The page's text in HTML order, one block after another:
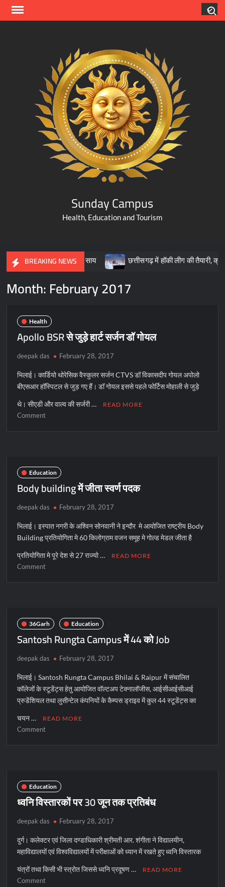
Skip
Sunday Campus
Health, Education and Tourism
BREAKING NEWS
आधारशिला : साय छत्तीसगढ़ में हॉकी लीग की तैयारी, क्रीड़ा प्रोत्साहन
Month:February 2017
Health
Apollo BSR से जुड़े हार्ट सर्जन डॉ गोयल
deepak das February 28, 2017
भिलाई। कार्डियो थोरेसिक वैस्कुलर सर्जन CTVS डॉ विकासदीप गोयल अपोलो
बीएसआर हॉस्पिटल से जुड़ गए हैं। डॉ गोयल इससे पहले फोर्टिस मोहाली से जुड़े
थे। सीएडी और वाल्व की सर्जरी … READ MORE
Commenton
हार्ट
डॉ
Education
Body building में जीता स्वर्ण पदक
deepak das February 28, 2017
भिलाई। इस्पात नगरी के अश्विन सोनवानी ने इन्दौर मे आयोजित राष्ट्रीय Body
Building प्रतियोगिता मे 60 किलोग्राम वजन समूह मे गोल्ड मेडल जीता है
प्रतियोगिता मे पूरे देश से 27 राज्यो … READ MORE
Commenton
स्वर्ण
36Garh Education
Santosh Rungta Campus में 44 को Job
deepak das February 28, 2017
भिलाई। Santosh Rungta Campus Bhilai & Raipur में संचालित
कॉलेजों के स्टूडेंट्स हेतु आयोजित वॉल्टअप टेक्नालॉजीस, आईसीआईसीआई
प्रुडेंशियल तथा लुसीन्टेल कंपनियों के कैम्पस ड्राइव में कुल 44 स्टूडेंट्स का
चयन … READ MORE
Commenton
44
Job
Education
ध्वनि विस्तारकों पर 30 जून तक प्रतिबंध
deepak das February 28, 2017
दुर्ग। कलेक्टर एवं जिला दण्डाधिकारी श्रीमती आर. शंगीता ने विद्यालयीन,
महाविद्यालयों एवं विश्वविद्यालयों में परीक्षाओं को ध्यान में रखते हुए ध्वनि विस्तारक
यंत्रों तथा किसी भी स्त्रोत जिससे ध्वनि प्रदूषण … READ MORE
Commenton